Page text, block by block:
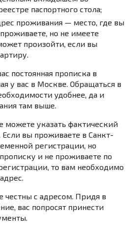
паспортного стола;
проживания — место, где вы
но не имеете
произойти, если вы
постоянная прописка в
у вас в Москве. Обращаться в
удобнее, да и
там выше.
можете указать фактический
вы проживаете в Санкт-
регистрации, но
и не проживаете по
то вам необходимо
честны с адресом. Придя в
вас попросят принести